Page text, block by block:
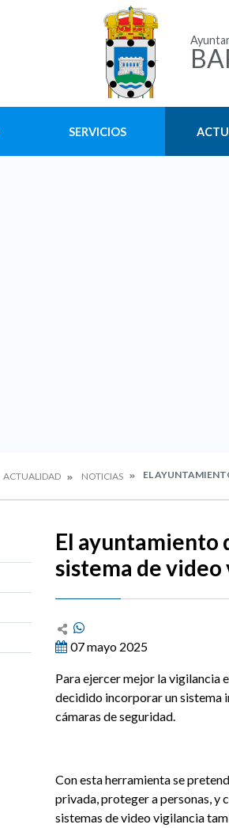
SERVICIOS
ACTUALIDAD NOTICIAS EL
El ayuntamiento
sistema de
07 mayo 2025
Para ejercer mejor la vigilancia
decidido incorporar un sistema
cámaras de seguridad.
Con esta herramienta se
privada, proteger a personas, y
sistemas de video vigilancia